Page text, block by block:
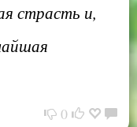
страсть и,
0